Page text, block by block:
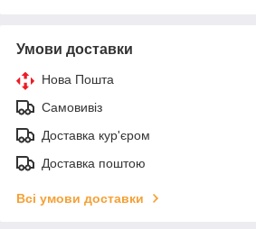
Умови доставки
Нова Пошта
Самовивіз
Доставка кур'єром
Доставка поштою
Всі умови доставки